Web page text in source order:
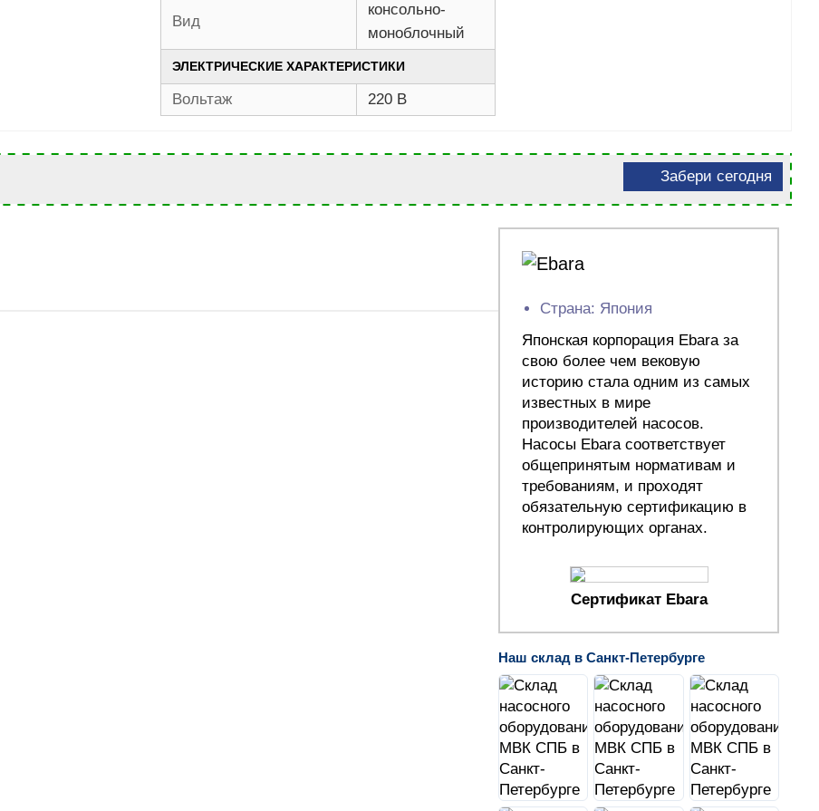
Вид
консольно-
моноблочный
ЭЛЕКТРИЧЕСКИЕ ХАРАКТЕРИСТИКИ
Вольтаж 220 В
Забери сегодня
Страна: Япония
Японская корпорация Ebara за
свою более чем вековую
историю стала одним из самых
известных в мире
производителей насосов.
Насосы Ebara соответствует
общепринятым нормативам и
требованиям, и проходят
обязательную сертификацию в
контролирующих органах.
Сертификат Ebara
Наш склад в Санкт-Петербурге